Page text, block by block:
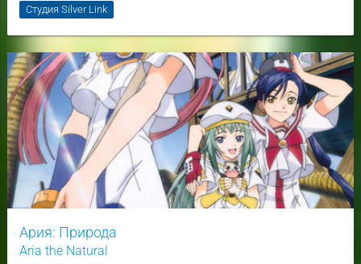
Студия Silver Link
Ария: Природа
Aria the Natural